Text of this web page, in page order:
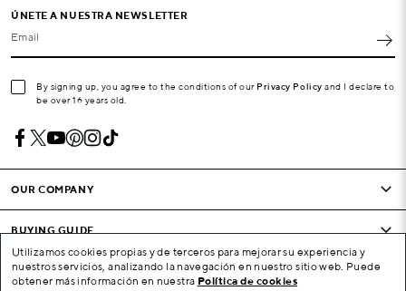
ÚNETE A NUESTRA NEWSLETTER
Email
By signing up, you agree to the conditions of our Privacy Policy and I declare to
be over 16 years old.
OUR COMPANY
BUYING GUIDE
CONDITIONS AND COMPANY
Utilizamos cookies propias y de terceros para mejorar su experiencia y
nuestros servicios, analizando la navegación en nuestro sitio web. Puede
obtener más información en nuestra Política de cookies